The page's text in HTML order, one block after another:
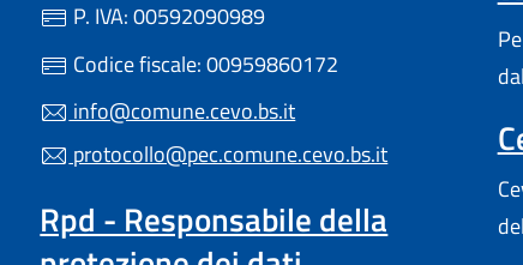
P. IVA: 00592090989
Codice fiscale: 00959860172
info@comune.cevo.bs.it
protocollo@pec.comune.cevo.bs.it
Rpd - Responsabile della